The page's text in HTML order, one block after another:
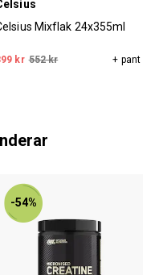
Mixflak 24x355ml
kr 552 kr + pant
-54%